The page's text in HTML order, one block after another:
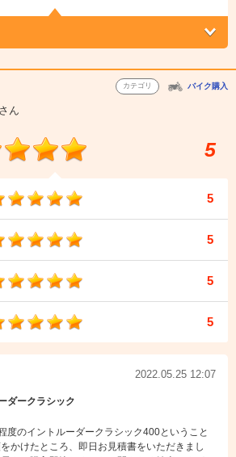
カテゴリ バイク購入
さん
5
5
5
5
5
2022.05.25 12:07
ダークラシック
度のイントルーダークラシック400ということ
かけたところ、即日お見積書をいただきまし